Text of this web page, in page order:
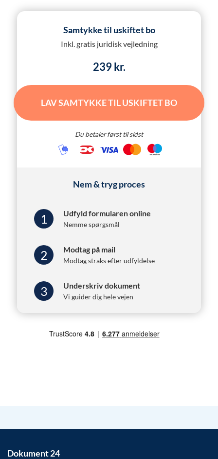
Samtykke til uskiftet bo
Inkl. gratis juridisk vejledning
239 kr.
LAV SAMTYKKE TIL USKIFTET BO
Du betaler først til sidst
Nem & tryg proces
1 Udfyld formularen online
Nemme spørgsmål
2 Modtag på mail
Modtag straks efter udfyldelse
3 Underskriv dokument
Vi guider dig hele vejen
Dokument 24